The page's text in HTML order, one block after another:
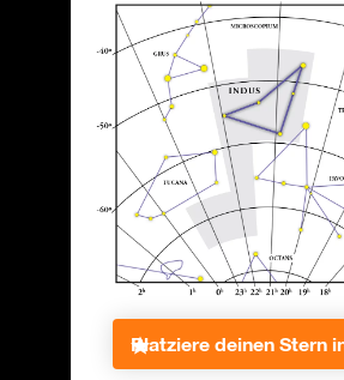
Platziere deinen Stern